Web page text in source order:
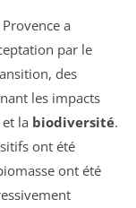
a
par le
des
les impacts
et la biodiversité.
ont été
ont été